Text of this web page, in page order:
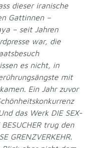
dieser iranische
Gattinnen –
– seit Jahren
war, die
es nicht, in
mit
Ein Jahr zuvor
das Werk DIE SEX-
trug den
GRENZVERKEHR.